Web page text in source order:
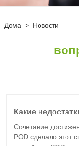
Дома > Новости
Какие
Сочетание
POD сделало этот